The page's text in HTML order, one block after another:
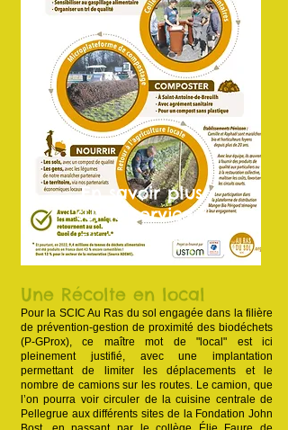
En savoir plus
sur le service ?
>Téléchargez la plaquette !
Une Récolte en local
Pour la SCIC Au Ras du sol engagée dans la filière
de prévention-gestion de proximité des biodéchets
(P-GProx), ce maître mot de "local" est ici
pleinement justifié, avec une implantation
permettant de limiter les déplacements et le
nombre de camions sur les routes. Le camion, que
l’on pourra voir circuler de la cuisine centrale de
Pellegrue aux différents sites de la Fondation John